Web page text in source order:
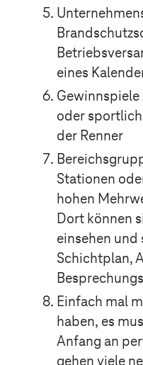
eines
oder
der Renner
Stationen
hohen
Dort können
einsehen und
Schichtplan,
Einfach mal
haben, es
Anfang an
gehen viele